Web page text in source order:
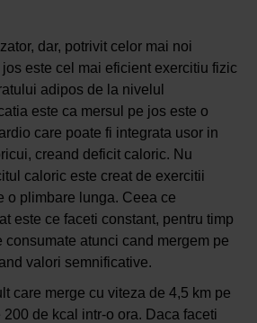
dar, potrivit celor mai noi
este cel mai eficient exercitiu fizic
adipos de la nivelul
este ca mersul pe jos este o
care poate fi integrata usor in
creand deficit caloric. Nu
caloric este creat de exercitii
o plimbare lunga. Ceea ce
este ce faceti constant, pentru timp
atunci cand mergem pe
valori semnificative.
care merge cu viteza de 4,5 km pe
de kcal intr-o ora. Daca faceti